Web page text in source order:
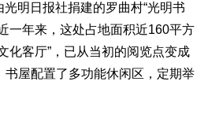
日报社捐建的罗曲村“光明书
一年来，这处占地面积近160平方
化客厅”，已从当初的阅览点变成
书屋配置了多功能休闲区，定期举